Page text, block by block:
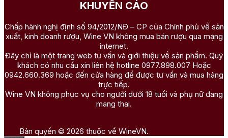
KHUYẾN CÁO
Chấp hành nghị định số 94/2012/NĐ – CP của Chính phủ về sản
xuất, kinh doanh rượu, Wine VN không mua bán rượu qua mạng
internet.
Đây chỉ là một trang web tư vấn và giới thiệu về sản phẩm. Quý
khách có nhu cầu xin liên hệ hotline 0977.898.007 Hoặc
0942.660.369 hoặc đến cửa hàng để được tư vấn và mua hàng
trực tiếp.
Wine VN không phục vụ cho người dưới 18 tuổi và phụ nữ đang
mang thai.
Bản quyền © 2026 thuộc về WineVN.